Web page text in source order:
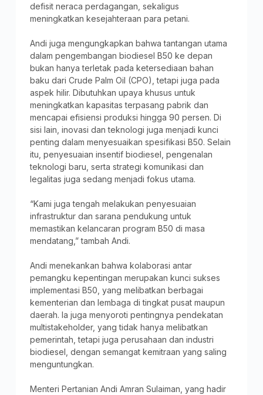
defisit neraca perdagangan, sekaligus
meningkatkan kesejahteraan para petani.
Andi juga mengungkapkan bahwa tantangan utama
dalam pengembangan biodiesel B50 ke depan
bukan hanya terletak pada ketersediaan bahan
baku dari Crude Palm Oil (CPO), tetapi juga pada
aspek hilir. Dibutuhkan upaya khusus untuk
meningkatkan kapasitas terpasang pabrik dan
mencapai efisiensi produksi hingga 90 persen. Di
sisi lain, inovasi dan teknologi juga menjadi kunci
penting dalam menyesuaikan spesifikasi B50. Selain
itu, penyesuaian insentif biodiesel, pengenalan
teknologi baru, serta strategi komunikasi dan
legalitas juga sedang menjadi fokus utama.
“Kami juga tengah melakukan penyesuaian
infrastruktur dan sarana pendukung untuk
memastikan kelancaran program B50 di masa
mendatang,” tambah Andi.
Andi menekankan bahwa kolaborasi antar
pemangku kepentingan merupakan kunci sukses
implementasi B50, yang melibatkan berbagai
kementerian dan lembaga di tingkat pusat maupun
daerah. Ia juga menyoroti pentingnya pendekatan
multistakeholder, yang tidak hanya melibatkan
pemerintah, tetapi juga perusahaan dan industri
biodiesel, dengan semangat kemitraan yang saling
menguntungkan.
Menteri Pertanian Andi Amran Sulaiman, yang hadir